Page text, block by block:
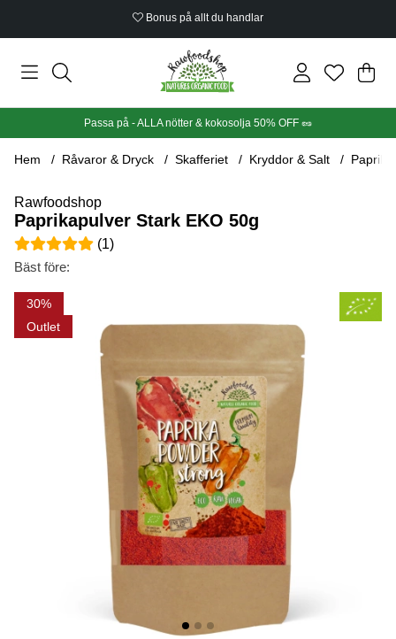
Bonus på allt du handlar
Din
.
Passa på - ALLA nötter & kokosolja 50% OFF 🥜
Hem Råvaror & Dryck Skafferiet Kryddor & Salt
Rawfoodshop
Paprikapulver Stark EKO 50g
Medelbetyg 5 av 5 Antal betyg 1
(1)
Bäst före:
30
Outlet
Produktbilder Paprikapulver Stark EKO 50g